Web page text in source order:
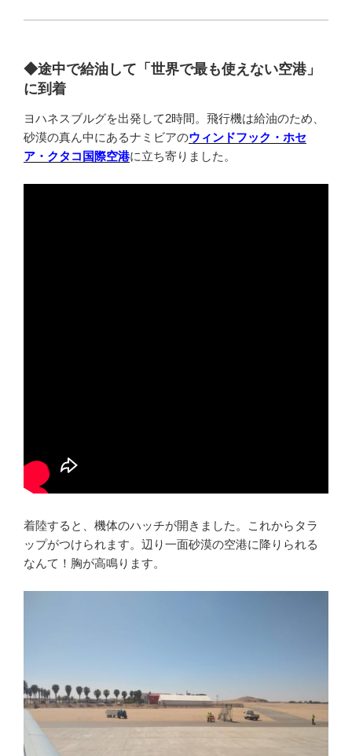
◆途中で給油して「世界で最も使えない空港」
に到着
ヨハネスブルグを出発して2時間。飛行機は給油のため、
砂漠の真ん中にあるナミビアのウィンドフック・ホセ
ア・クタコ国際空港に立ち寄りました。
着陸すると、機体のハッチが開きました。これからタラ
ップがつけられます。辺り一面砂漠の空港に降りられる
なんて！胸が高鳴ります。